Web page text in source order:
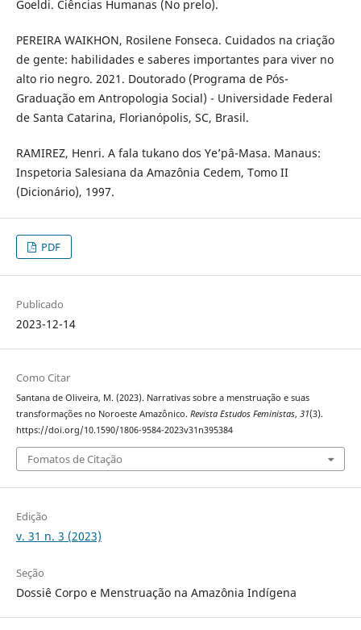
Goeldi. Ciências Humanas (No prelo).
PEREIRA WAIKHON, Rosilene Fonseca. Cuidados na criação
de gente: habilidades e saberes importantes para viver no
alto rio negro. 2021. Doutorado (Programa de Pós-
Graduação em Antropologia Social) - Universidade Federal
de Santa Catarina, Florianópolis, SC, Brasil.
RAMIREZ, Henri. A fala tukano dos Ye’pâ-Masa. Manaus:
Inspetoria Salesiana da Amazônia Cedem, Tomo II
(Dicionário), 1997.
PDF
Publicado
2023-12-14
Como Citar
Santana de Oliveira, M. (2023). Narrativas sobre a menstruação e suas
transformações no Noroeste Amazônico. Revista Estudos Feministas, 31(3).
https://doi.org/10.1590/1806-9584-2023v31n395384
Fomatos de Citação
Edição
v. 31 n. 3 (2023)
Seção
Dossiê Corpo e Menstruação na Amazônia Indígena